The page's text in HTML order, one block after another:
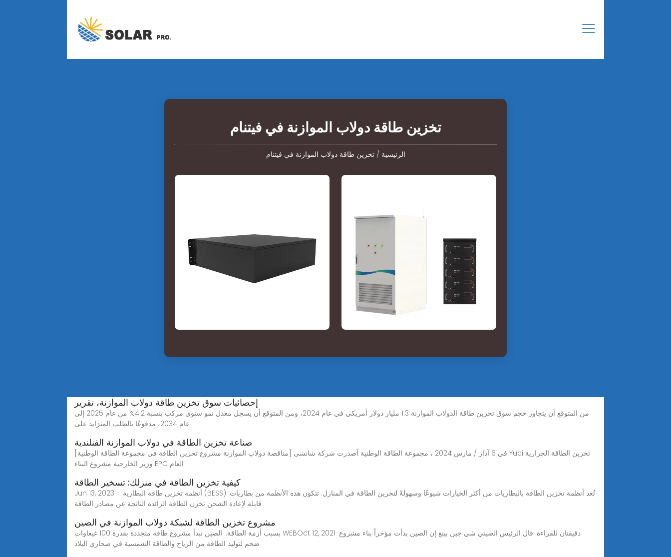
تخزين طاقة دولاب الموازنة في فيتنام
الرئيسية /تخزين طاقة دولاب الموازنة في فيتنام
إحصائيات سوق تخزين طاقة دولاب الموازنة، تقرير
من المتوقع أن يتجاوز حجم سوق تخزين طاقة الدولاب الموازنة 1.3 مليار دولار أمريكي في عام 2024، ومن المتوقع أن يسجل معدل نمو سنوي مركب بنسبة 4.2% من عام 2025 إلى
عام 2034، مدفوعًا بالطلب المتزايد على
صناعة تخزين الطاقة في دولاب الموازنة الفنلندية
وزير الخارجية مشروع البناء EPC العام
كيفية تخزين الطاقة في منزلك: تسخير الطاقة
Jun 13, 2023 · أنظمة تخزين طاقة البطارية (BESS): تُعد أنظمة تخزين الطاقة بالبطاريات من أكثر الخيارات شيوعًا وسهولةً لتخزين الطاقة في المنازل. تتكون هذه الأنظمة من بطاريات
قابلة لإعادة الشحن تخزن الطاقة الزائدة الناتجة عن مصادر الطاقة
مشروع تخزين الطاقة لشبكة دولاب الموازنة في الصين
بسبب أزمة الطاقة.. الصين تبدأ مشروع طاقة متجددة بقدرة 100 غيغاوات WEBOct 12, 2021· دقيقتان للقراءة. قال الرئيس الصيني شي جين بينغ إن الصين بدأت مؤخراً بناء مشروع
ضخم لتوليد الطاقة من الرياح والطاقة الشمسية في صحاري البلاد